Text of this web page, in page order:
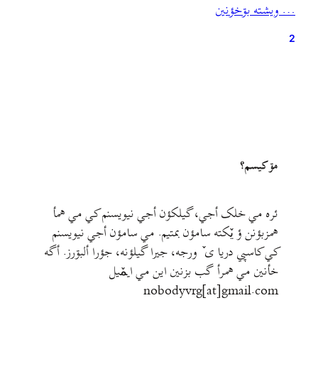
شکست انجامید و خطوط آن، برچیده و برای احداث تلگراف
استفاده شد. در…
… ويشته بۊخؤنين
2
مۊ کيسم؟
ئره مي خلک أجي، گيلکؤن أجي نيويسنم کي مي همأ
همزبؤنن ؤ يٚکته سامؤن بمتيم. مي سامؤن أجي نيويسنم
کي کاسپي دريا ی ٚ ورجه، جيرا گيلؤنه، جؤرا ألبۊرز. أگه
خأنين مي همرأ گب بزنين اين مي ايمٚیل‌ ‌
nobodyvrg[at]gmail.com